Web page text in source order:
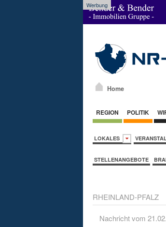
Werbung
Home
REGION POLITIK
LOKALES
STELLENANGEBOTE
RHEINLAND-PFALZ
Nachricht vom